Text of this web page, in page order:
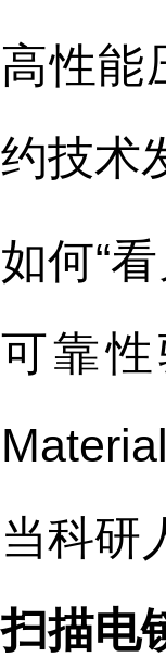
高性能
约技术
如何“
可靠
当科研
扫描电